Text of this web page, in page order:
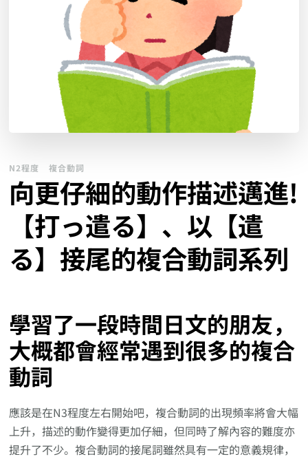
N2程度 複合動詞
向更仔細的動作描述邁進!
【打っ遣る】、以【遣
る】接尾的複合動詞系列
學習了一段時間日文的朋友，
大概都會經常遇到很多的複合
動詞
應該是在N3程度左右開始吧，複合動詞的出現頻率將會大幅
上升，描述的動作變得更加仔細，但同時了解內容的難度亦
提升了不少。複合動詞的接尾詞雖然具有一定的意義規律，